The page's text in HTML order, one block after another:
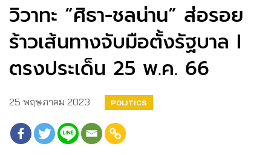
วิวาทะ “ศิธา-ชลน่าน” ส่อรอย
ร้าวเส้นทางจับมือตั้งรัฐบาล I
ตรงประเด็น 25 พ.ค. 66
25 พฤษภาคม 2023 POLITICS